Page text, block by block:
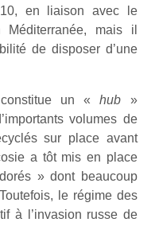
en liaison avec le
mais il
de disposer d’une
constitue un «hub »
volumes de
sur place avant
a tôt mis en place
» dont beaucoup
le régime des
à l’invasion russe de